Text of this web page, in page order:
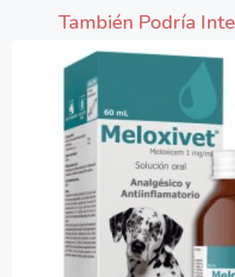
También Podría